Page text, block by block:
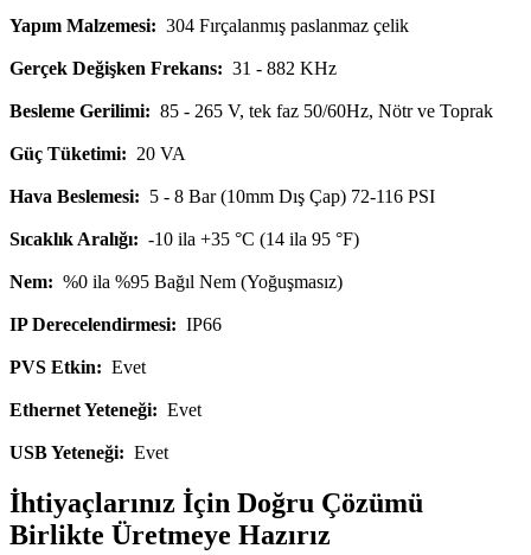
Yapım Malzemesi: 304 Fırçalanmış paslanmaz çelik
Gerçek Değişken Frekans: 31 - 882 KHz
Besleme Gerilimi: 85 - 265 V, tek faz 50/60Hz, Nötr ve Toprak
Güç Tüketimi: 20 VA
Hava Beslemesi: 5 - 8 Bar (10mm Dış Çap) 72-116 PSI
Sıcaklık Aralığı: -10 ila +35 °C (14 ila 95 °F)
Nem: %0 ila %95 Bağıl Nem (Yoğuşmasız)
IP Derecelendirmesi: IP66
PVS Etkin: Evet
Ethernet Yeteneği: Evet
USB Yeteneği: Evet
İhtiyaçlarınız İçin Doğru Çözümü
Birlikte Üretmeye Hazırız